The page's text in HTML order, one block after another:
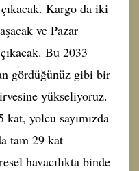
Kargo da iki
ve Pazar
Bu 2033
gördüğünüz gibi bir
yükseliyoruz.
kat, yolcu sayımızda
tam 29 kat
havacılıkta binde